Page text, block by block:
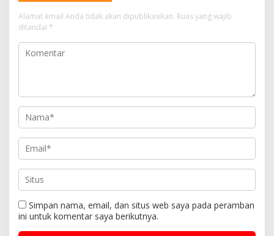
Alamat email Anda tidak akan dipublikasikan. Ruas yang wajib
ditandai *
Simpan nama, email, dan situs web saya pada peramban
ini untuk komentar saya berikutnya.